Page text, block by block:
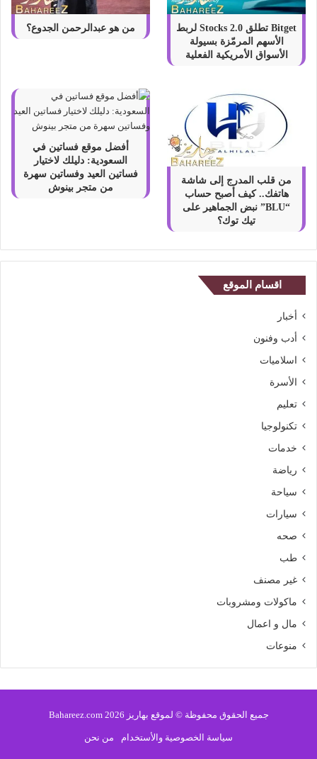
Bitget تطلق Stocks 2.0 لربط
الأسهم المرمّزة بسيولة
الأسواق الأمريكية الفعلية
من هو عبدالرحمن الجدوع؟
من قلب المدرج إلى شاشة
هاتفك.. كيف أصبح حساب
“BLU” نبض الجماهير على
تيك توك؟
أفضل موقع فساتين في
السعودية: دليلك لاختيار
فساتين العيد وفساتين سهرة
من متجر بينوش
اقسام الموقع
أخبار
أدب وفنون
اسلاميات
الأسرة
تعليم
تكنولوجيا
خدمات
رياضة
سياحة
سيارات
صحه
طب
غير مصنف
ماكولات ومشروبات
مال و اعمال
منوعات
جميع الحقوق محفوظة © لموقع بهاريز 2026 Bahareez.com
سياسة الخصوصية والأستخدام من نحن